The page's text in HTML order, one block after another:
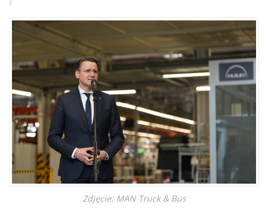
Zdjęcie: MAN Truck & Bus